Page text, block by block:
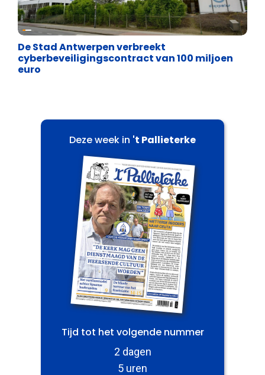
Binnenland politiek
De Stad Antwerpen verbreekt
cyberbeveiligingscontract van 100 miljoen
euro
Deze week in 't Pallieterke
Tijd tot het volgende nummer
2 dagen
5 uren